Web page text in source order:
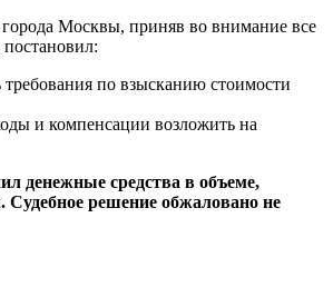
Москвы, приняв во внимание все
постановил:
требования по взысканию стоимости
и компенсации возложить на
денежные средства в объеме,
Судебное решение обжаловано не